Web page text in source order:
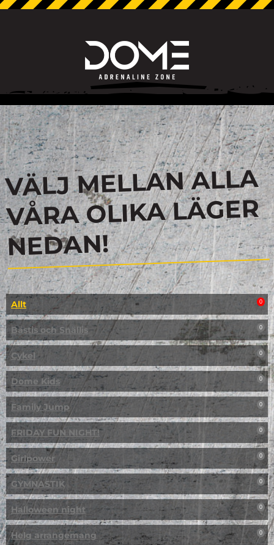
VÄLJ MELLAN ALLA
VÅRA OLIKA LÄGER
NEDAN!
Allt 0
Bästis och Snällis 0
Cykel 0
Dome Kids 0
Family Jump 0
FRIDAY FUN NIGHT! 0
Girlpower 0
GYMNASTIK 0
Halloween night 0
Helg arrangemang 0